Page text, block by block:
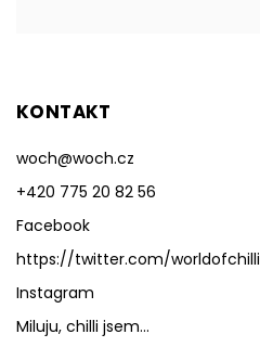
KONTAKT
woch@woch.cz
+420 775 20 82 56
Facebook
https://twitter.com/worldofchilli
Instagram
Miluju, chilli jsem...